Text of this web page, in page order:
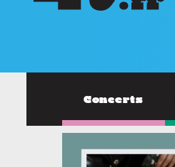
Concerts